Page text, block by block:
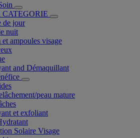
CATEGORIE
de jour
nuit
et ampoules visage
and Démaquillant
peau mature
et exfoliant
Solaire Visage